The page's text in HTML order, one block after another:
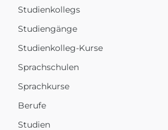
Studienkollegs
Studiengänge
Studienkolleg-Kurse
Sprachschulen
Sprachkurse
Berufe
Studien